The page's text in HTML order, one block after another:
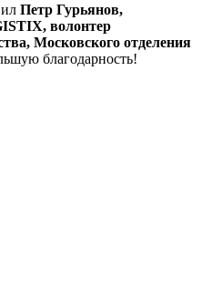
Петр Гурьянов,
волонтер
Московского отделения
благодарность!